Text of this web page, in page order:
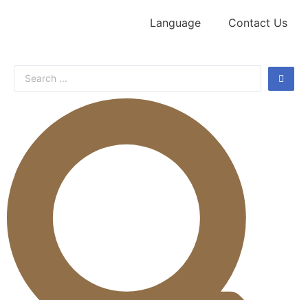
Language Contact Us